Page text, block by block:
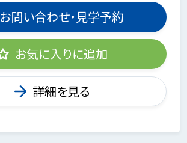
お問い合わせ・見学予約
お気に入りに追加
詳細を見る